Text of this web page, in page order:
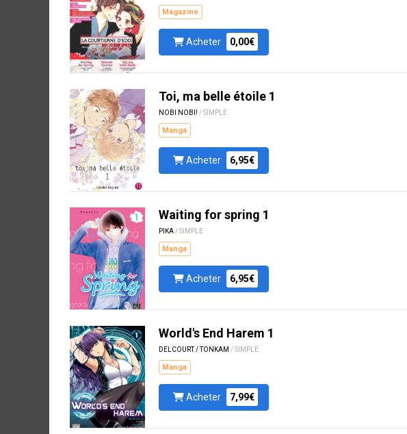
Magazine
Acheter 0,00€
Toi, ma belle étoile 1
NOBI NOBI! / SIMPLE
Manga
Acheter 6,95€
Waiting for spring 1
PIKA / SIMPLE
Manga
Acheter 6,95€
World's End Harem 1
DELCOURT / TONKAM / SIMPLE
Manga
Acheter 7,99€